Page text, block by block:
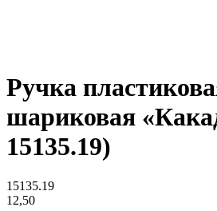
Ручка
шариковая
15135.19)
15135.19
12,50